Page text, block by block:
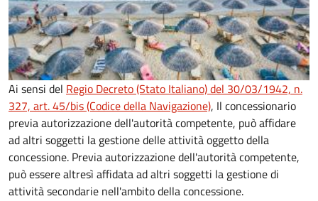
Ai sensi del Regio Decreto (Stato Italiano) del 30/03/1942, n.
327, art. 45/bis (Codice della Navigazione), Il concessionario
previa autorizzazione dell'autorità competente, può affidare
ad altri soggetti la gestione delle attività oggetto della
concessione. Previa autorizzazione dell'autorità competente,
può essere altresì affidata ad altri soggetti la gestione di
attività secondarie nell'ambito della concessione.